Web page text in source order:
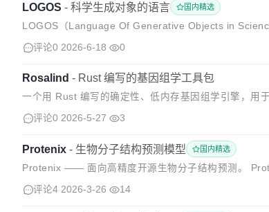
LOGOS - 科学生成对象的语言 国内精选
LOGOS（Language Of Generative Objects in
——蛋白质、抗体、小分子、化学反应、材料及...
评论0 2026-6-18 0
Rosalind - Rust 编写的基因组学工具包
一个用 Rust 编写的确定性、低内存基因组学引擎，用
检测，其工作集以本地读取覆盖率而非文件大小为界，
评论0 2026-5-27 3
Protenix - 生物分子结构预测模型 国内精选
Protenix —— 面向高精度开源生物分子结构预测。
在多个基准测试集上均优于 Alp...
评论4 2026-3-26 14